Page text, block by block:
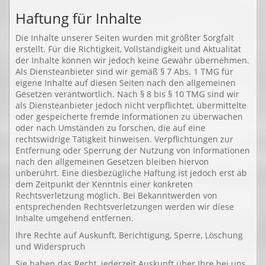
Haftung für Inhalte
Die Inhalte unserer Seiten wurden mit größter Sorgfalt
erstellt. Für die Richtigkeit, Vollständigkeit und Aktualität
der Inhalte können wir jedoch keine Gewähr übernehmen.
Als Diensteanbieter sind wir gemäß § 7 Abs. 1 TMG für
eigene Inhalte auf diesen Seiten nach den allgemeinen
Gesetzen verantwortlich. Nach § 8 bis § 10 TMG sind wir
als Diensteanbieter jedoch nicht verpflichtet, übermittelte
oder gespeicherte fremde Informationen zu überwachen
oder nach Umständen zu forschen, die auf eine
rechtswidrige Tätigkeit hinweisen. Verpflichtungen zur
Entfernung oder Sperrung der Nutzung von Informationen
nach den allgemeinen Gesetzen bleiben hiervon
unberührt. Eine diesbezügliche Haftung ist jedoch erst ab
dem Zeitpunkt der Kenntnis einer konkreten
Rechtsverletzung möglich. Bei Bekanntwerden von
entsprechenden Rechtsverletzungen werden wir diese
Inhalte umgehend entfernen.
Ihre Rechte auf Auskunft, Berichtigung, Sperre, Löschung
und Widerspruch